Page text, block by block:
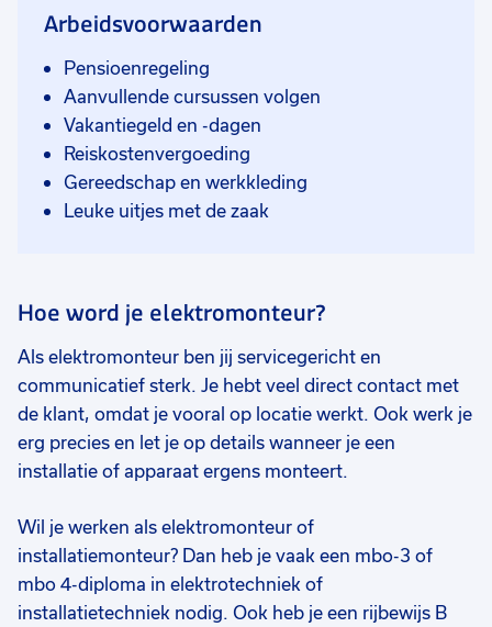
Arbeidsvoorwaarden
Pensioenregeling
Aanvullende cursussen volgen
Vakantiegeld en -dagen
Reiskostenvergoeding
Gereedschap en werkkleding
Leuke uitjes met de zaak
Hoe word je elektromonteur?
Als elektromonteur ben jij servicegericht en
communicatief sterk. Je hebt veel direct contact met
de klant, omdat je vooral op locatie werkt. Ook werk je
erg precies en let je op details wanneer je een
installatie of apparaat ergens monteert.
Wil je werken als elektromonteur of
installatiemonteur? Dan heb je vaak een mbo-3 of
mbo 4-diploma in elektrotechniek of
installatietechniek nodig. Ook heb je een rijbewijs B